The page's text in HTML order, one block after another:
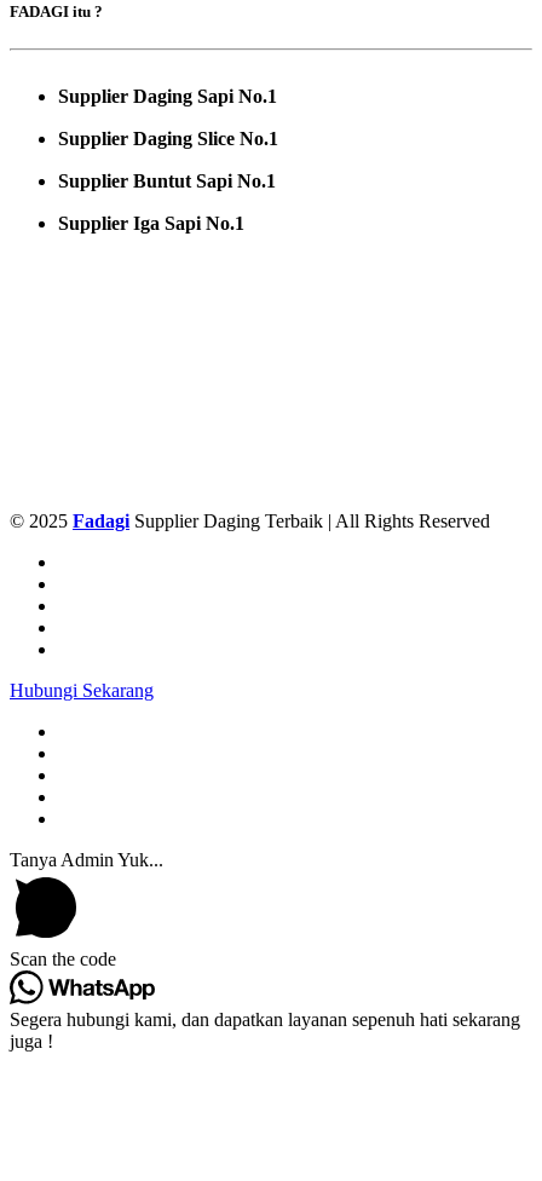
FADAGI itu ?
Supplier Daging Sapi No.1
Supplier Daging Slice No.1
Supplier Buntut Sapi No.1
Supplier Iga Sapi No.1
© 2025 Fadagi Supplier Daging Terbaik | All Rights Reserved
Hubungi Sekarang
Tanya Admin Yuk...
Scan the code
Segera hubungi kami, dan dapatkan layanan sepenuh hati sekarang
juga !